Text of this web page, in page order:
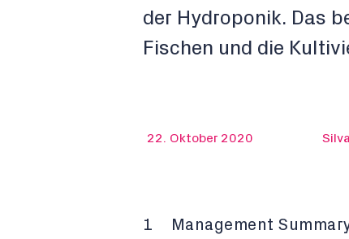
der Hydroponik. Das
Fischen und die
22. Oktober 2020
1 Management